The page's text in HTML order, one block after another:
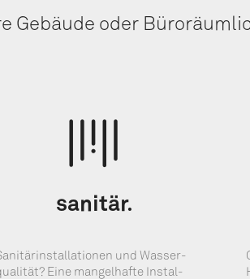
Gebäu­de oder
sani­tär.
und Was­ser­
Eine man­gel­haf­te Instal­